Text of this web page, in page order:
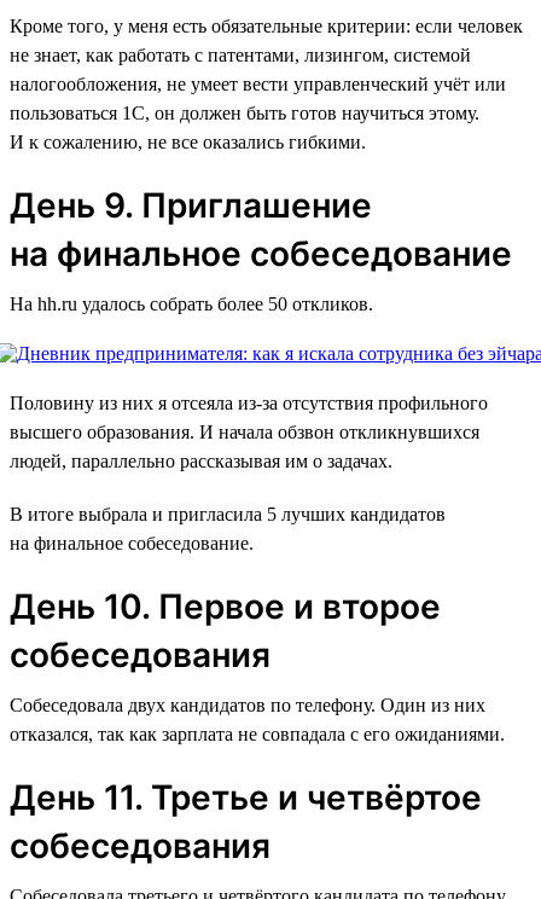
Кроме того, у меня есть обязательные критерии: если человек
не знает, как работать с патентами, лизингом, системой
налогообложения, не умеет вести управленческий учёт или
пользоваться 1C, он должен быть готов научиться этому.
И к сожалению, не все оказались гибкими.
День 9. Приглашение
на финальное собеседование
На hh.ru удалось собрать более 50 откликов.
Половину из них я отсеяла из-за отсутствия профильного
высшего образования. И начала обзвон откликнувшихся
людей, параллельно рассказывая им о задачах.
В итоге выбрала и пригласила 5 лучших кандидатов
на финальное собеседование.
День 10. Первое и второе
собеседования
Собеседовала двух кандидатов по телефону. Один из них
отказался, так как зарплата не совпадала с его ожиданиями.
День 11. Третье и четвёртое
собеседования